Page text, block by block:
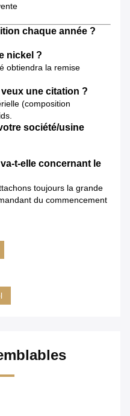
chaque année ?
nickel ?
obtiendra la remise
une citation ?
(composition
société/usine
t-elle concernant le
toujours la grande
du commencement